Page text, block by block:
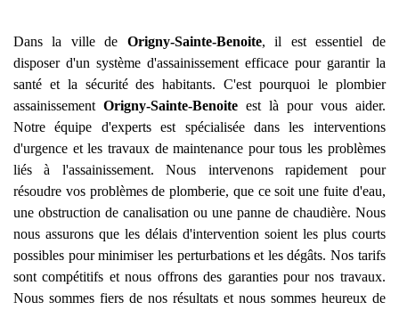
Dans la ville de Origny-Sainte-Benoite, il est essentiel de
disposer d'un système d'assainissement efficace pour garantir la
santé et la sécurité des habitants. C'est pourquoi le plombier
assainissement Origny-Sainte-Benoiteest là pour vous aider.
Notre équipe d'experts est spécialisée dans les interventions
d'urgence et les travaux de maintenance pour tous les problèmes
liés à l'assainissement. Nous intervenons rapidement pour
résoudre vos problèmes de plomberie, que ce soit une fuite d'eau,
une obstruction de canalisation ou une panne de chaudière. Nous
nous assurons que les délais d'intervention soient les plus courts
possibles pour minimiser les perturbations et les dégâts. Nos tarifs
sont compétitifs et nous offrons des garanties pour nos travaux.
Nous sommes fiers de nos résultats et nous sommes heureux de